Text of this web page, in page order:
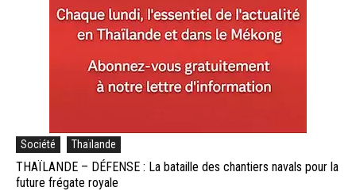
Société Thaïlande
THAÏLANDE – DÉFENSE : La bataille des chantiers navals pour la
future frégate royale